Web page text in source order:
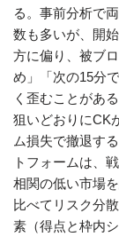
る。事前分析で
数も多いが、開
方に偏り、被ブ
め」「次の15分
く歪むことがある
狙いどおりにCK
ム損失で撤退す
トフォームは、
相関の低い市場
比べてリスク分
素（得点と枠内